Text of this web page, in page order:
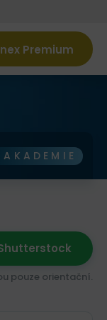
Premium
AKADEMIE
pouze orientační.